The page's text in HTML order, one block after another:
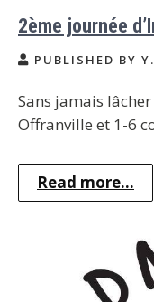
2ème journée
PUBLISHED BY
Sans jamais
Offranville et 1-6
Read more...